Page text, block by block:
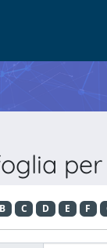
B C D E F